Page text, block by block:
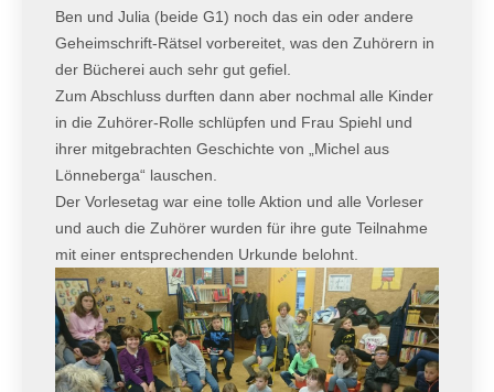
Ben und Julia (beide G1) noch das ein oder andere
Geheimschrift-Rätsel vorbereitet, was den Zuhörern in
der Bücherei auch sehr gut gefiel.
Zum Abschluss durften dann aber nochmal alle Kinder
in die Zuhörer-Rolle schlüpfen und Frau Spiehl und
ihrer mitgebrachten Geschichte von „Michel aus
Lönneberga“ lauschen.
Der Vorlesetag war eine tolle Aktion und alle Vorleser
und auch die Zuhörer wurden für ihre gute Teilnahme
mit einer entsprechenden Urkunde belohnt.